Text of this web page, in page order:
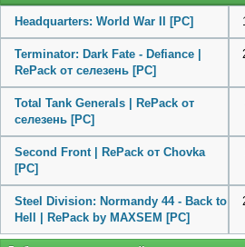
Headquarters: World War II [PC]
Terminator: Dark Fate - Defiance |
RePack от селезень [PC]
Total Tank Generals | RePack от
селезень [PC]
Second Front | RePack от Chovka
[PC]
Steel Division: Normandy 44 - Back to
Hell | RePack by MAXSEM [PC]